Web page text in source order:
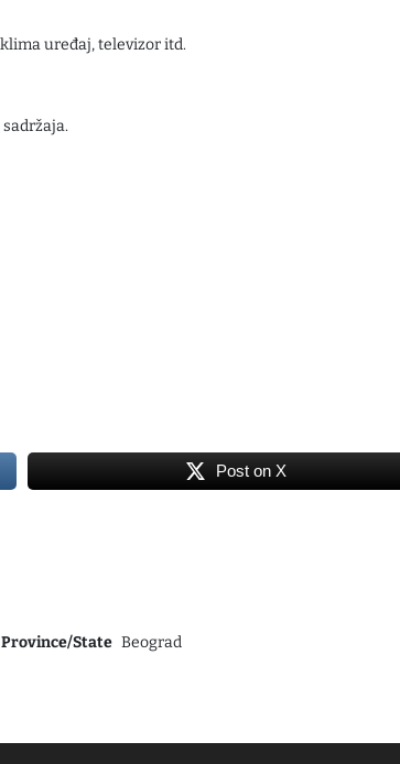
uređaj, televizor itd.
Post on X
Province/State Beograd